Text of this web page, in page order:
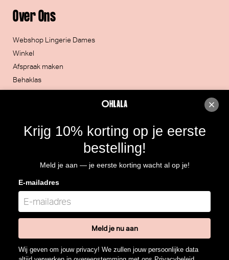
Over Ons
Webshop Lingerie Dames
Winkel
Afspraak maken
Behaklas
Contacteer ons
Rijksweg 4, 8860 LENDELEDE
Routebeschrijving
BTW: BE 0466.964.928
Krijg 10% korting op je eerste
bestelling!
Meld je aan — je eerste korting wacht al op je!
E-mailadres
Meld je nu aan
Wij geven om jouw privacy! We zullen jouw persoonlijke data